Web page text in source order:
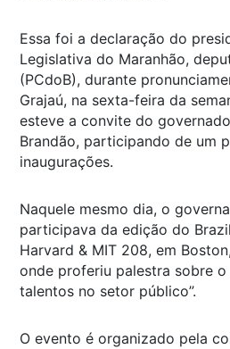
Essa foi a declaração do
Legislativa do Maranhão,
(PCdoB), durante
Grajaú, na sexta-feira da
esteve a convite do
Brandão, participando de um
inaugurações.
Naquele mesmo dia, o
participava da edição do
Harvard & MIT 208, em
onde proferiu palestra sobre o
talentos no setor público”.
O evento é organizado pela